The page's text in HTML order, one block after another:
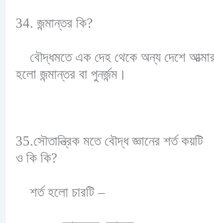
34. জন্মান্তর কি?
বৌদ্ধমতে এক দেহ থেকে অন্য দেশে
হলো জন্মান্তর বা পুনর্জন্ম।
35.সৌতান্ত্রিক মতে বৌদ্ধ জ্ঞানের শর্ত কয়টি
ও কি কি?
শর্ত হলো চারটি –